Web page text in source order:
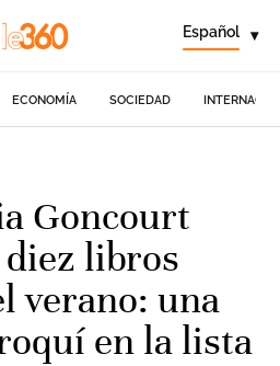
Español ▾
ECONOMÍA SOCIEDAD
Goncourt
libros
verano: una
en la lista